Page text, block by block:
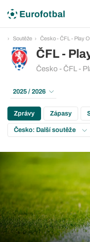
Soutěže Česko - ČFL - Play
ČFL -
Česko - ČFL -
2025 / 2026
Zprávy Zápasy
Česko: Další soutěže